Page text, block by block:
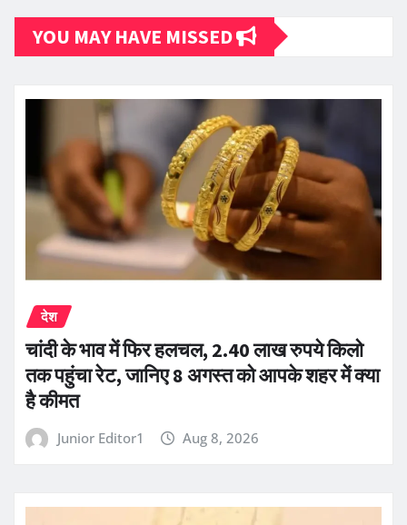
YOU MAY HAVE MISSED
देश
चांदी के भाव में फिर हलचल, 2.40 लाख रुपये किलो
तक पहुंचा रेट, जानिए 8 अगस्त को आपके शहर में क्या
है कीमत
Junior Editor1 Aug 8, 2026